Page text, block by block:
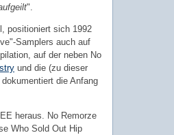
".
positioniert sich 1992
Samplers auch auf
auf der neben No
und die (zu dieser
die Anfang
heraus. No Remorze
Who Sold Out Hip